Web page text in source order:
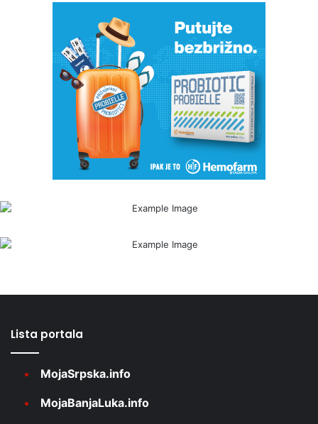
Lista portala
MojaSrpska.info
MojaBanjaLuka.info